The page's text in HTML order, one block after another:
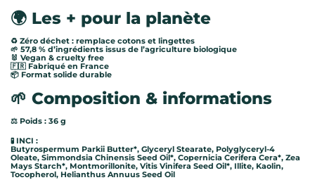
🌍 Les + pour la planète
♻️ Zéro déchet : remplace cotons et lingettes
🌱 57,8 % d’ingrédients issus de l’agriculture biologique
🐰 Vegan & cruelty free
🇫🇷 Fabriqué en France
📦 Format solide durable
🌱 Composition & informations
⚖️ Poids : 36 g
🧪 INCI :
Butyrospermum Parkii Butter*, Glyceryl Stearate, Polyglyceryl-4
Oleate, Simmondsia Chinensis Seed Oil*, Copernicia Cerifera Cera*, Zea
Mays Starch*, Montmorillonite, Vitis Vinifera Seed Oil*, Illite, Kaolin,
Tocopherol, Helianthus Annuus Seed Oil